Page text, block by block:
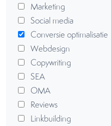
Marketing
Social media
Conversie optimalisatie
Webdesign
Copywriting
SEA
OMA
Reviews
Linkbuilding